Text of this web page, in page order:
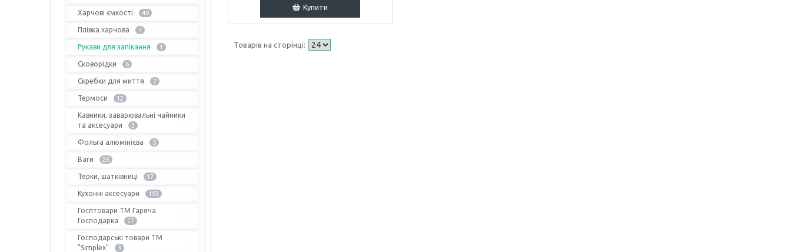
Купити
Харчові ємкості 49
Плівка харчова 7
Рукави для запікання 1
Сковорідки 6
Скребки для миття 7
Термоси 12
Кавники, заварювальні чайники
та аксесуари
3
Фольга алюмінієва 5
Ваги 26
Терки, шатківниці 17
Кухонні аксесуари 193
Госптовари ТМ Гаряча
Господарка
77
Господарські товари ТМ
"Simplex"
3